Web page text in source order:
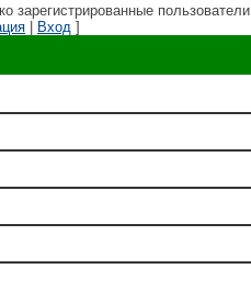
зарегистрированные пользователи.
| Вход ]